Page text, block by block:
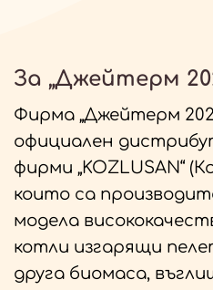
За „Джейтерм
Фирма „Джейтерм
официален
фирми „KOZLUSAN“
които са
модела
котли изгарящи
друга биомаса,